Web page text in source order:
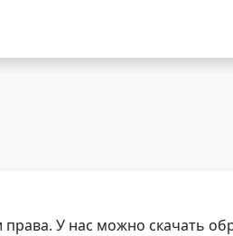
У нас можно скачать